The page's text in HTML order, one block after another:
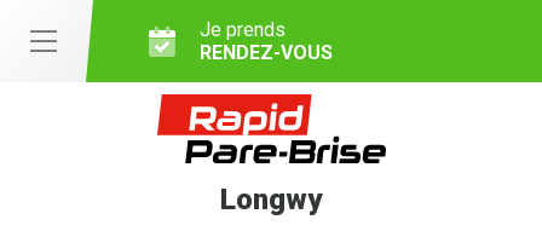
Je prends
RENDEZ-VOUS
Longwy